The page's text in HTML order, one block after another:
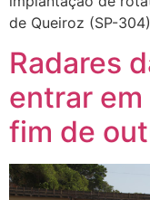
de Queiroz (SP-
Radares
entrar
fim de